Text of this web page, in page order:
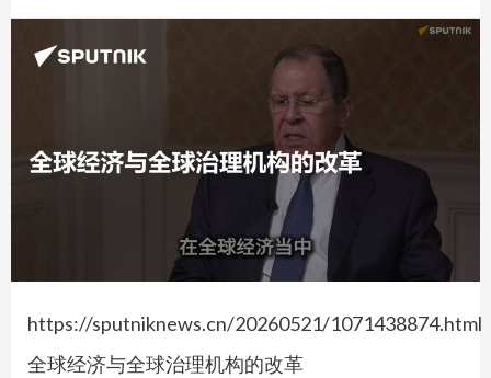
https://sputniknews.cn/20260521/1071438874.html
全球经济与全球治理机构的改革